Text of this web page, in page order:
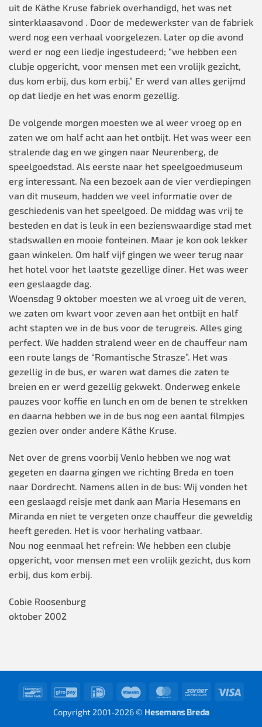
uit de Käthe Kruse fabriek overhandigd, het was net
sinterklaasavond . Door de medewerkster van de fabriek
werd nog een verhaal voorgelezen. Later op die avond
werd er nog een liedje ingestudeerd; “we hebben een
clubje opgericht, voor mensen met een vrolijk gezicht,
dus kom erbij, dus kom erbij.” Er werd van alles gerijmd
op dat liedje en het was enorm gezellig.
De volgende morgen moesten we al weer vroeg op en
zaten we om half acht aan het ontbijt. Het was weer een
stralende dag en we gingen naar Neurenberg, de
speelgoedstad. Als eerste naar het speelgoedmuseum
erg interessant. Na een bezoek aan de vier verdiepingen
van dit museum, hadden we veel informatie over de
geschiedenis van het speelgoed. De middag was vrij te
besteden en dat is leuk in een bezienswaardige stad met
stadswallen en mooie fonteinen. Maar je kon ook lekker
gaan winkelen. Om half vijf gingen we weer terug naar
het hotel voor het laatste gezellige diner. Het was weer
een geslaagde dag.
Woensdag 9 oktober moesten we al vroeg uit de veren,
we zaten om kwart voor zeven aan het ontbijt en half
acht stapten we in de bus voor de terugreis. Alles ging
perfect. We hadden stralend weer en de chauffeur nam
een route langs de “Romantische Strasze”. Het was
gezellig in de bus, er waren wat dames die zaten te
breien en er werd gezellig gekwekt. Onderweg enkele
pauzes voor koffie en lunch en om de benen te strekken
en daarna hebben we in de bus nog een aantal filmpjes
gezien over onder andere Käthe Kruse.
Net over de grens voorbij Venlo hebben we nog wat
gegeten en daarna gingen we richting Breda en toen
naar Dordrecht. Namens allen in de bus: Wij vonden het
een geslaagd reisje met dank aan Maria Hesemans en
Miranda en niet te vergeten onze chauffeur die geweldig
heeft gereden. Het is voor herhaling vatbaar.
Nou nog eenmaal het refrein: We hebben een clubje
opgericht, voor mensen met een vrolijk gezicht, dus kom
erbij, dus kom erbij.
Cobie Roosenburg
oktober 2002
BancontactGiroPay IDeal Maestro MasterCardSofort
Copyright 2001-2026 © Hesemans Breda